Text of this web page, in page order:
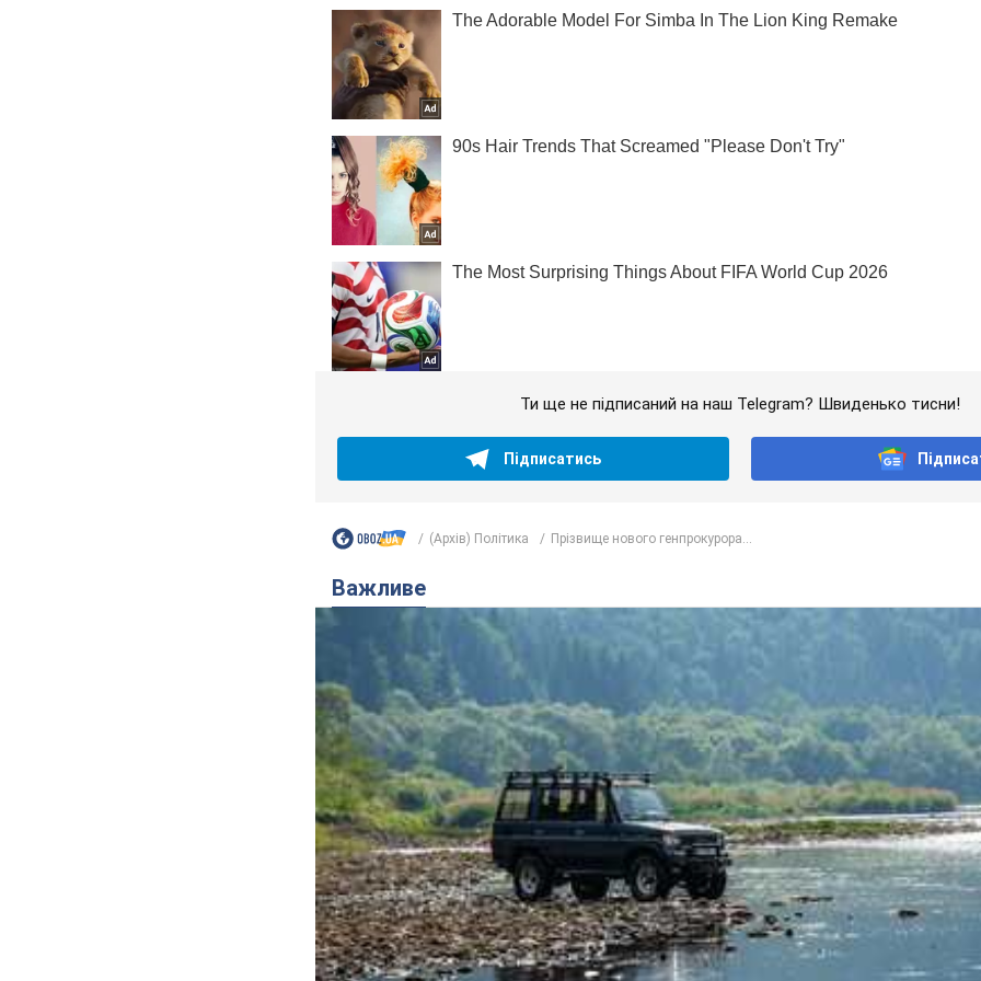
Ти ще не підписаний на наш Telegram? Швиденько тисни!
Підписатись
(Архів) Політика Прізвище нового генпрокурора...
Важливе